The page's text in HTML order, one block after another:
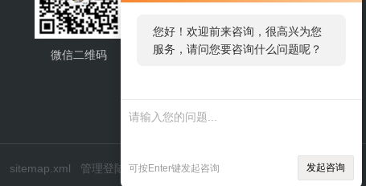
您好，看您停留很久了，是否找到
了需求产品，您可以直接在线与我
可按Enter键发起咨询 发起咨询
微信二维码 网站二维码
sitemap.xml 管理登陆